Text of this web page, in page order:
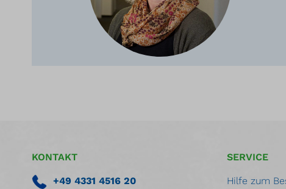
KONTAKT
+49 4331 4516 20
SERVICE
Hilfe zum